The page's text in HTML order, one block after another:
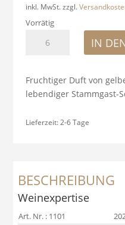
inkl. MwSt. zzgl.
Vorrätig
trocken
Menge
IN
Fruchtiger Duft von
lebendiger Stammgast-
Lieferzeit:2-6 Tage
BESCHREIBUNG
Weinexpertise
Art. Nr. : 1101